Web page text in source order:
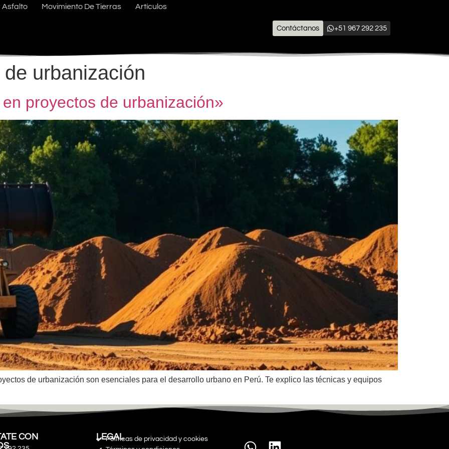
Asfalto Movimiento De Tierras Artículos
Contáctanos +51 967 292 235
urbanización
proyectos de urbanización»
de urbanización son esenciales para el desarrollo urbano en Perú. Te explico las técnicas y equipos
CON
Políticas de privacidad y cookies
LEGAL